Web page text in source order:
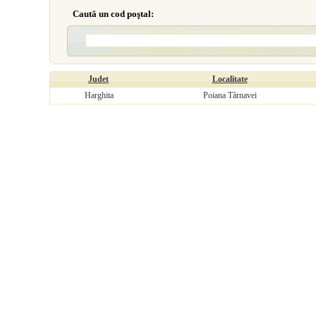
Caută un cod poştal:
Judet
Localitate
Harghita
Poiana Târnavei